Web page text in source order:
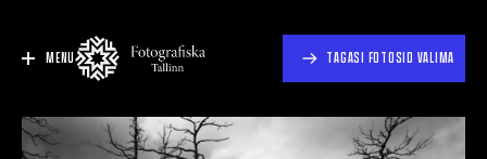
MENU TAGASI FOTOSID VALIMA